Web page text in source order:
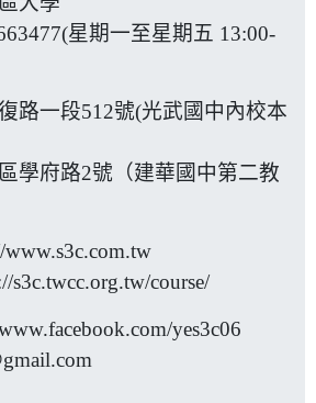
星期一至星期五 13:00-
路一段512號(光武國中內校本
學府路2號（建華國中第二教
www.s3c.com.tw
s3c.twcc.org.tw/course/
yes3c06